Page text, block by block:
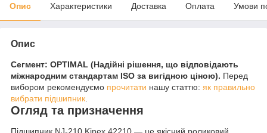
Опис Характеристики Доставка Оплата Умови
Опис
Сегмент: OPTIMAL (Надійні рішення, що відповідають
міжнародним стандартам ISO за вигідною ціною). Перед
вибором рекомендуємо прочитати нашу статтю: як правильно
вибрати підшипник
Огляд та призначення